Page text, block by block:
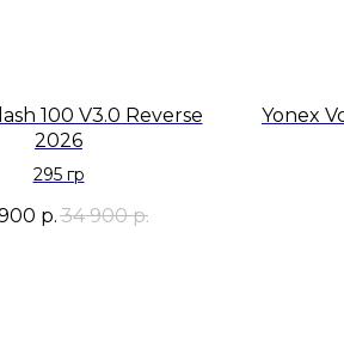
100 V3.0 Reverse
2026
295 гр
р.34 900 р.
Yonex